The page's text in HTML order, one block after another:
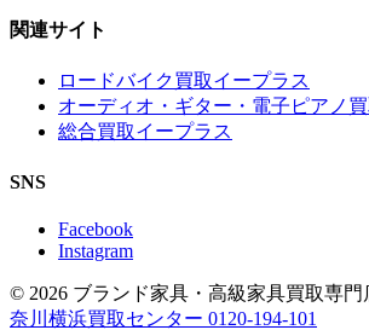
関連サイト
ロードバイク買取イープラス
オーディオ・ギター・電子ピアノ
総合買取イープラス
SNS
Facebook
Instagram
© 2026 ブランド家具・高級家具買取専門
奈川横浜買取センター 0120-194-101